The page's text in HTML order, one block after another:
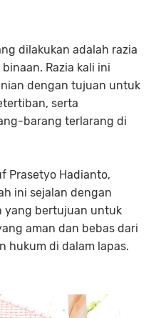
dilakukan adalah razia
Razia kali ini
dengan tujuan untuk
serta
barang terlarang di
Prasetyo Hadianto,
ini sejalan dengan
yang bertujuan untuk
aman dan bebas dari
hukum di dalam lapas.